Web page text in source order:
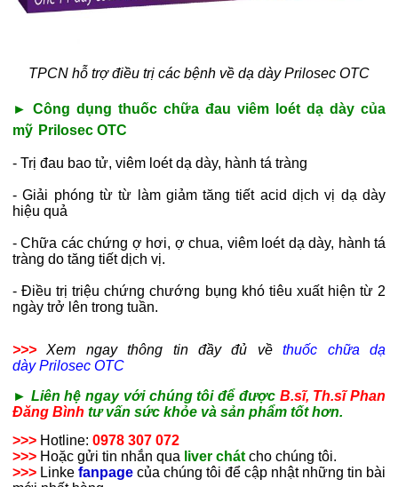
TPCN hỗ trợ điều trị các bệnh về dạ dày Prilosec OTC
► Công dụng thuốc chữa đau viêm loét dạ dày của
mỹ Prilosec OTC
- Trị đau bao tử, viêm loét dạ dày, hành tá tràng
- Giải phóng từ từ làm giảm tăng tiết acid dịch vị dạ dày
hiệu quả
- Chữa các chứng ợ hơi, ợ chua, viêm loét dạ dày, hành tá
tràng do tăng tiết dịch vị.
- Điều trị triệu chứng chướng bụng khó tiêu xuất hiện từ 2
ngày trở lên trong tuần.
>>> Xem ngay thông tin đầy đủ về
thuốc chữa dạ
dày Prilosec OTC
► Liên hệ ngay với chúng tôi để được B.sĩ, Th.sĩ Phan
Đăng Bình tư vấn sức khỏe và sản phẩm tốt hơn.
>>> Hotline: 0978 307 072
>>> Hoặc gửi tin nhắn qua liver chát cho chúng tôi.
>>> Linke fanpage của chúng tôi để cập nhật những tin bài